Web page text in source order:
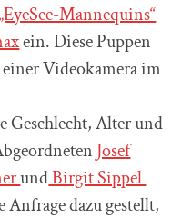
„EyeSee-Mannequins“
ein. Diese Puppen
Videokamera im
Geschlecht, Alter und
Josef
undBirgit Sippel
Anfrage dazu gestellt,